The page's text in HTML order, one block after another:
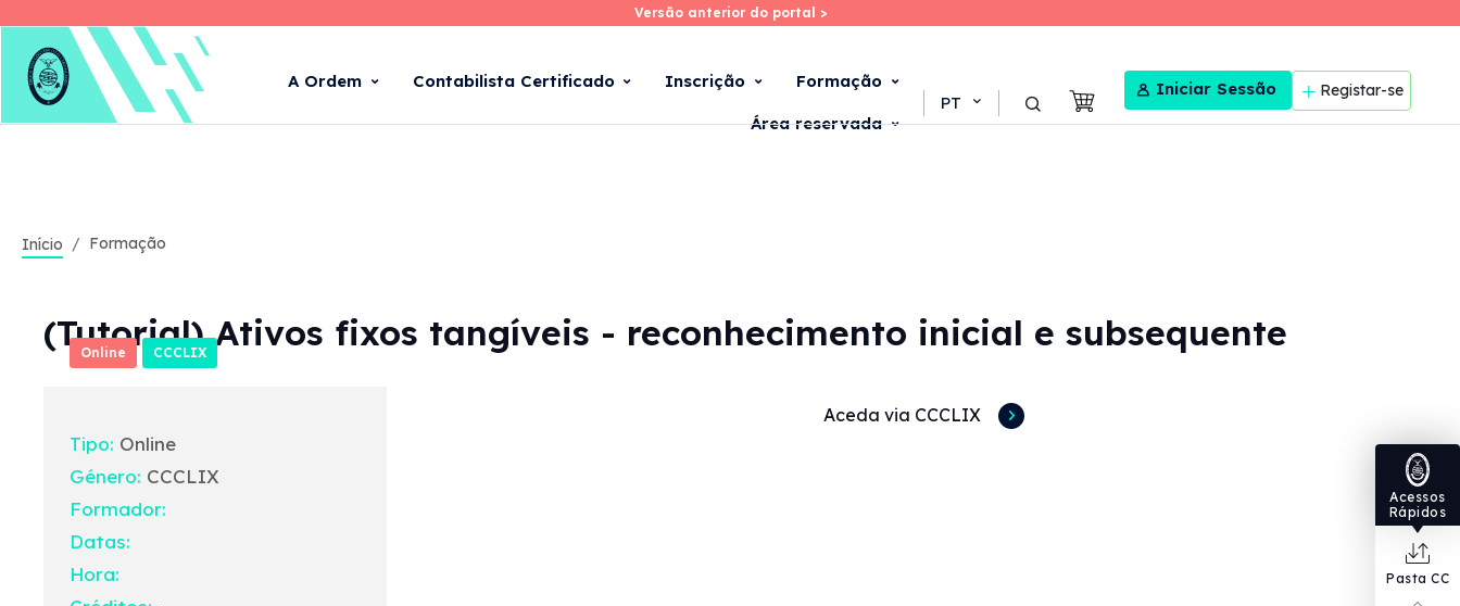
Skip
main
Versão anterior do portal >
Versão anterior do portal >
A Ordem Contabilista Certificado Inscrição Formação
Área reservada
PT User menu Registar-se
Iniciar Sessão
Acessos
Rápidos
Pasta CC
Início Formação
Online CCCLIX
(Tutorial) Ativos fixos tangíveis - reconhecimento inicial e subsequente
Tipo: Online
Género: CCCLIX
Formador:
Datas:
Hora:
Aceda via CCCLIX